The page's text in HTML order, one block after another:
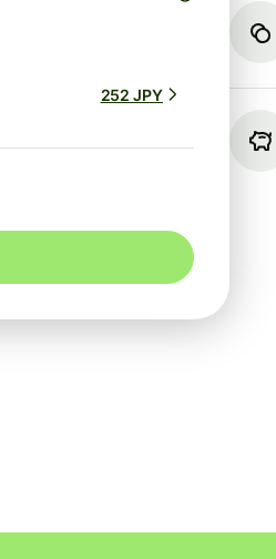
252 JPY